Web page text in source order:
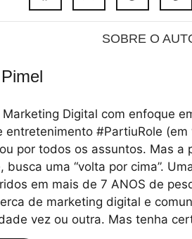
SOBRE O
Digital com enfoque
entretenimento #PartiuRole
por todos os assuntos. Mas a
busca uma “volta por cima”.
em mais de 7 ANOS de
de marketing digital e
vez ou outra. Mas tenha